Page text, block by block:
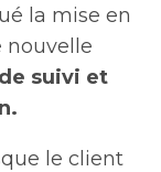
la mise en
nouvelle
suivi et
le client